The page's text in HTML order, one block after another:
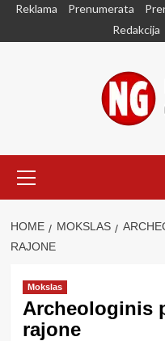
SkipReklama Prenumerata
Redakcija
Menu
HOME MOKSLAS
RAJONE
Mokslas
Archeologinis
rajone